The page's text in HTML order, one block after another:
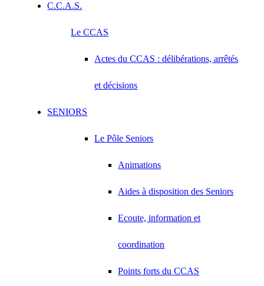
C.C.A.S.
Le CCAS
Actes du CCAS : délibérations, arrêtés
et décisions
SENIORS
Le Pôle Seniors
Animations
Aides à disposition des Seniors
Ecoute, information et
coordination
Points forts du CCAS